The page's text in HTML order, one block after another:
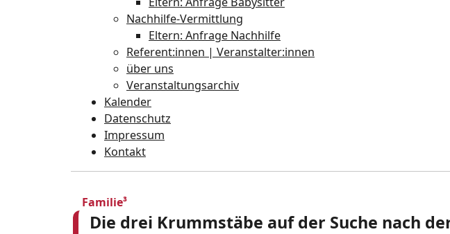
Nachhilfe-Vermittlung
Eltern: Anfrage Nachhilfe
Referent:innen | Veranstalter:innen
über uns
Veranstaltungsarchiv
Kalender
Datenschutz
Impressum
Kontakt
Familie³
Die drei Krummstäbe auf der Suche nach